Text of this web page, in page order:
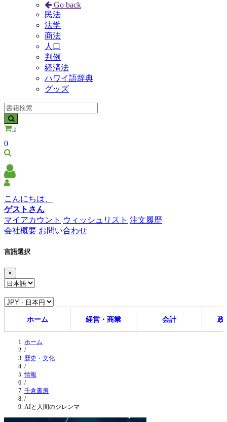
Go back
民法
法学
商法
人口
判例
経済法
ハワイ語辞典
グッズ
0
0
こんにちは、
ゲストさん
マイアカウント ウィッシュリスト 注文履歴
会社概要 お問い合わせ
言語選択
×
ホーム 経営・商業 会計 政
ホーム
/
歴史・文化
/
情報
/
千倉書房
/
AIと人間のジレンマ